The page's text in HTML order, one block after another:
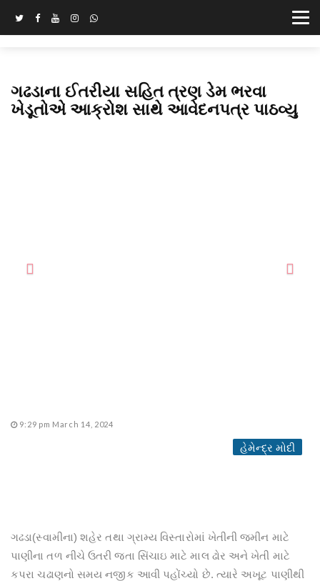
​ગઢડાના ઈતરીયા સહિત ત્રણ ડેમ ભરવા
ખેડૂતોએ આક્રોશ સાથે આવેદનપત્ર પાઠવ્યુ
9:29 pm March 14, 2024
હેમેન્દ્ર મોદી
ગઢડા(સ્વામીના) શહેર તથા ગ્રામ્ય વિસ્તારોમાં ખેતીની જમીન માટે
પાણીના તળ નીચે ઉતરી જતા સિંચાઇ માટે માલ ઢોર અને ખેતી માટે
કપરા ચઢાણનો સમય નજીક આવી પહોંચ્યો છે. ત્યારે અખૂટ પાણીથી